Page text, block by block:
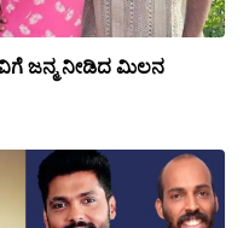
ಜನ್ಮ ನೀಡಿದ ಮಿಲನ